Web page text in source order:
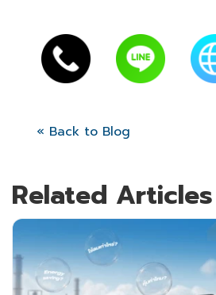
« Back to Blog
Related Articles